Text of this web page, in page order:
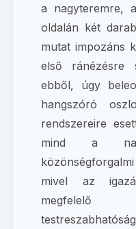
a nagyteremre,
oldalán két
mutat impozáns
első ránézésre
ebből, úgy
hangszóró
rendszereire
mind a
mivel az
megfelelő